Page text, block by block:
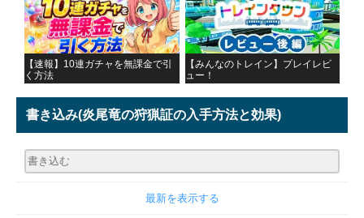
【速報】10連ガチャを無課金で引
く方法
【みんなのトレイン】プレイレビ
ュー！
書き込み(炎尾竜の狩猟証の入手方法と効果)
最新を表示する